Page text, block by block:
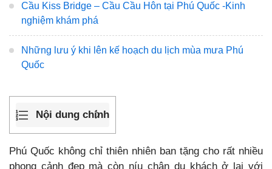
Cầu Kiss Bridge – Cầu Cầu Hôn tại Phú Quốc -Kinh
nghiệm khám phá
Những lưu ý khi lên kế hoạch du lịch mùa mưa Phú
Quốc
Nội dung chính
Phú Quốc không chỉ thiên nhiên ban tặng cho rất nhiều
phong cảnh đẹp mà còn níu chân du khách ở lại với